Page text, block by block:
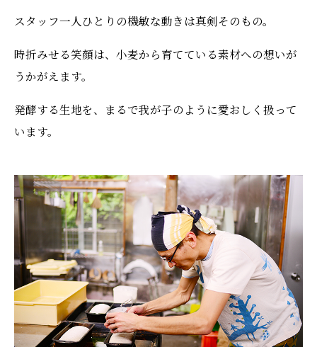
スタッフ一人ひとりの機敏な動きは真剣そのもの。
時折みせる笑顔は、小麦から育てている素材への想いが
うかがえます。
発酵する生地を、まるで我が子のように愛おしく扱って
います。